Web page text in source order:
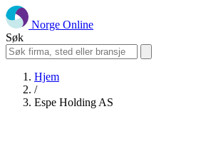
Norge Online
Søk
Hjem
/
Espe Holding AS